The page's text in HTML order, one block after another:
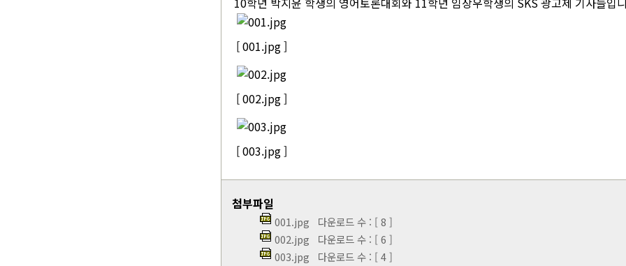
[ 001.jpg ]
[ 002.jpg ]
[ 003.jpg ]
첨부파일
001.jpg 다운로드 수 : [ 8 ]
002.jpg 다운로드 수 : [ 6 ]
003.jpg 다운로드 수 : [ 4 ]